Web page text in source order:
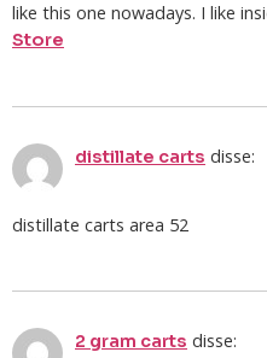
like this one nowadays. I like
Store
distillate carts disse:
distillate carts area 52
2 gram carts disse: